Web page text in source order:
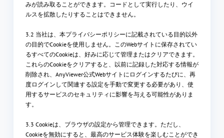
みが読み取ることができます。コードとして実行したり、ウイ
ルスを拡散したりすることはできません。
3.2 当社は、本プライバシーポリシーに記載されている目的以外
の目的でCookieを使用しません。このWebサイトに保存されてい
るすべてのCookieは、好みに応じて管理またはクリアできます。
これらのCookieをクリアすると、以前に記録した対応する情報が
削除され、AnyViewer公式Webサイトにログインするたびに、再
度ログインして関連する設定を手動で変更する必要があり、使
用するサービスのセキュリティに影響を与える可能性がありま
す。
3.3 Cookieは、ブラウザの設定から管理できます。ただし、
Cookieを無効にすると、最高のサービス体験を楽しむことができ